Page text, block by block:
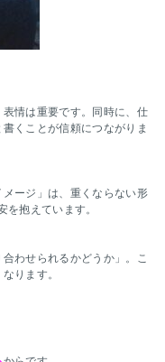
情は重要です。同時に、仕
くことが信頼につながりま
メージ」は、重くならない形
抱えています。
わせられるかどうか」。こ
ります。